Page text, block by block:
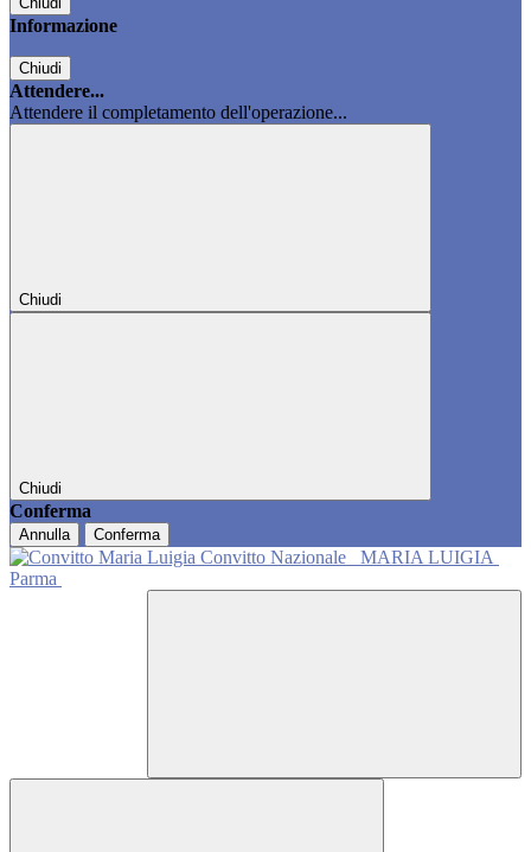
Informazione
Chiudi
Attendere...
Attendere il completamento dell'operazione...
Chiudi
Chiudi
Conferma
Annulla Conferma
Convitto Nazionale
MARIA LUIGIA
Parma